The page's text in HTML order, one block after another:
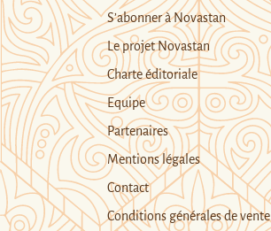
S’abonner à Novastan
Le projet Novastan
Charte éditoriale
Equipe
Partenaires
Mentions légales
Contact
Conditions générales de vente